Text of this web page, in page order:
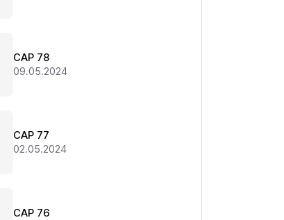
CAP 78
09.05.2024
CAP 77
02.05.2024
CAP 76